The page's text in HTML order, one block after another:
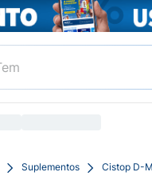
Suplementos Cistop D-